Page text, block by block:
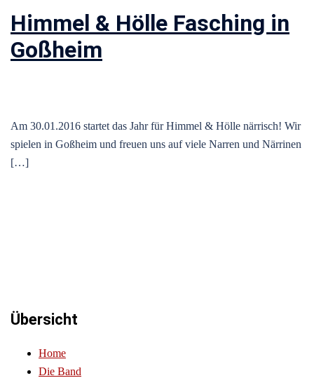
Himmel & Hölle Fasching in
Goßheim
Am 30.01.2016 startet das Jahr für Himmel & Hölle närrisch! Wir
spielen in Goßheim und freuen uns auf viele Narren und Närrinen
[…]
Übersicht
Home
Die Band